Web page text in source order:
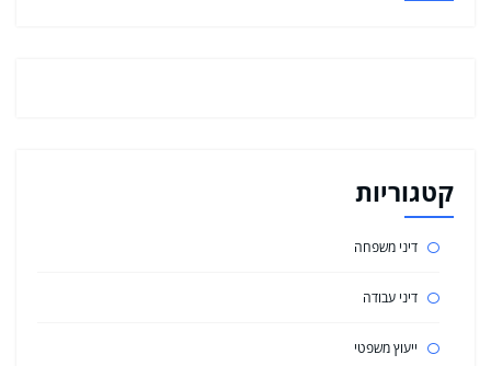
קטגוריות
דיני משפחה
דיני עבודה
ייעוץ משפטי